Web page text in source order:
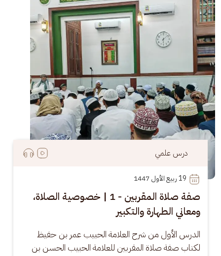
درس علمي
19 ربيع الأول 1447
صفة صلاة المقربين - 1 | خصوصية الصلاة،
ومعاني الطهارة والتكبير
الدرس الأول من شرح العلامة الحبيب عمر بن حفيظ
لكتاب صفة صلاة المقربين للعلامة الحبيب الحسن بن